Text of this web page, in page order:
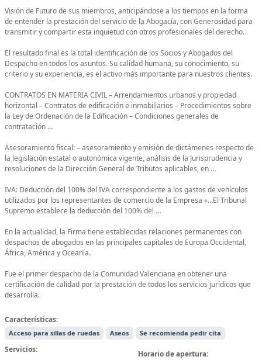
Visión de Futuro de sus miembros, anticipándose a los tiempos en la forma
de entender la prestación del servicio de la Abogacía, con Generosidad para
transmitir y compartir esta inquietud con otros profesionales del derecho.
El resultado final es la total identificación de los Socios y Abogados del
Despacho en todos los asuntos. Su calidad humana, su conocimiento, su
criterio y su experiencia, es el activo más importante para nuestros clientes.
CONTRATOS EN MATERIA CIVIL – Arrendamientos urbanos y propiedad
horizontal – Contratos de edificación e inmobiliarios – Procedimientos sobre
la Ley de Ordenación de la Edificación – Condiciones generales de
contratación …
Asesoramiento fiscal: – asesoramiento y emisión de dictámenes respecto de
la legislación estatal o autonómica vigente, análisis de la Jurisprudencia y
resoluciones de la Dirección General de Tributos aplicables, en …
IVA: Deducción del 100% del IVA correspondiente a los gastos de vehículos
utilizados por los representantes de comercio de la Empresa «…El Tribunal
Supremo establece la deducción del 100% del …
En la actualidad, la Firma tiene establecidas relaciones permanentes con
despachos de abogados en las principales capitales de Europa Occidental,
África, América y Oceanía.
Fue el primer despacho de la Comunidad Valenciana en obtener una
certificación de calidad por la prestación de todos los servicios jurídicos que
desarrolla.
Características:
Acceso para sillas de ruedas Aseos Se recomienda pedir cita
Servicios:
Horario de apertura: